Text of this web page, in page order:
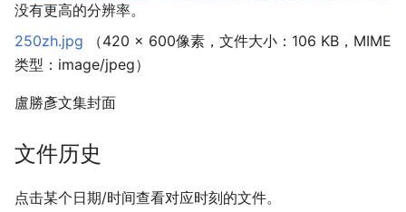
没有更高的分辨率。
250zh.jpg
（420 × 600像素，文件大小：106 KB，MIME
类型： image/jpeg）
盧勝彥文集封面
文件历史
点击某个日期/时间查看对应时刻的文件。